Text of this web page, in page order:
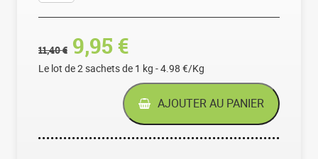
11,40€ Le prix initial était :
9,95€Le prix actuel est :
Le lot de 2 sachets de 1 kg - 4.98 €/Kg
AJOUTER AU PANIER